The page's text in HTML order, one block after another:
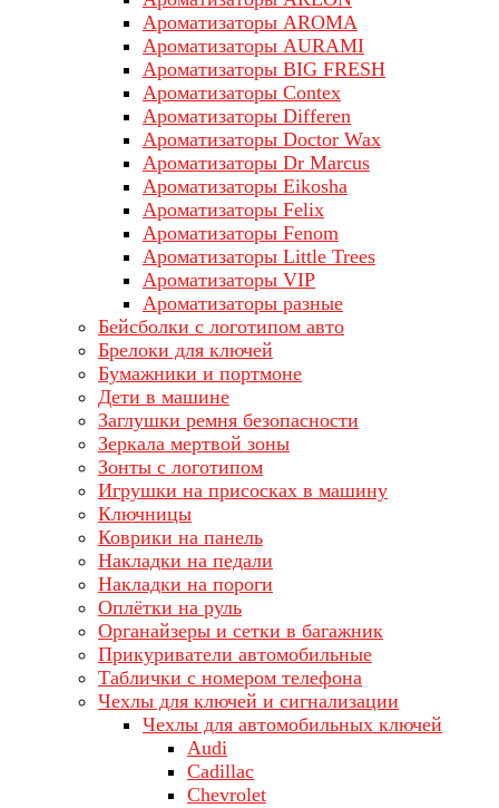
Ароматизаторы AROMA
Ароматизаторы AURAMI
Ароматизаторы BIG FRESH
Ароматизаторы Contex
Ароматизаторы Differen
Ароматизаторы Doctor Wax
Ароматизаторы Dr Marcus
Ароматизаторы Eikosha
Ароматизаторы Felix
Ароматизаторы Fenom
Ароматизаторы Little Trees
Ароматизаторы VIP
Ароматизаторы разные
Бейсболки с логотипом авто
Брелоки для ключей
Бумажники и портмоне
Дети в машине
Заглушки ремня безопасности
Зеркала мертвой зоны
Зонты с логотипом
Игрушки на присосках в машину
Ключницы
Коврики на панель
Накладки на педали
Накладки на пороги
Оплётки на руль
Органайзеры и сетки в багажник
Прикуриватели автомобильные
Таблички с номером телефона
Чехлы для ключей и сигнализации
Чехлы для автомобильных ключей
Audi
Cadillac
Chevrolet